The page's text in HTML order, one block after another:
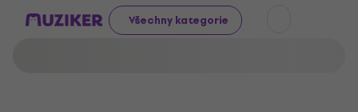
Všechny kategorie